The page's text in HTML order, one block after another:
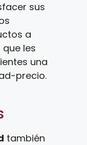
sus
a
les
una
precio.
también